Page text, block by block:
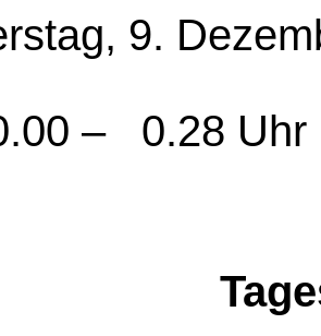
9.
– 0.28 Uhr